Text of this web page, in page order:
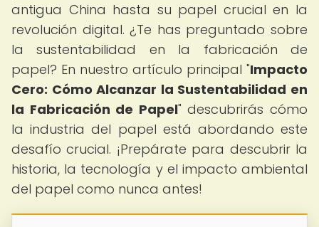
antigua China hasta su papel crucial en la
revolución digital. ¿Te has preguntado sobre
la sustentabilidad en la fabricación de
papel? En nuestro artículo principal "Impacto
Cero: Cómo Alcanzar la Sustentabilidad en
la Fabricación de Papel" descubrirás cómo
la industria del papel está abordando este
desafío crucial. ¡Prepárate para descubrir la
historia, la tecnología y el impacto ambiental
del papel como nunca antes!